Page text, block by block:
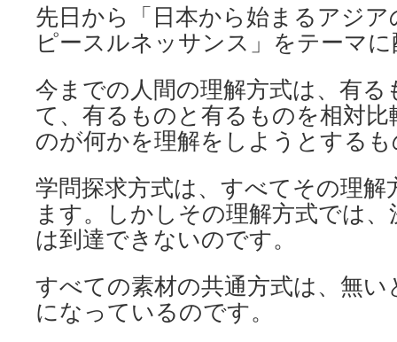
先日から「日本から始まるアジ
ピースルネッサンス」をテーマ
今までの人間の理解方式は、有
て、有るものと有るものを相対
のが何かを理解をしようとする
学問探求方式は、すべてその理
ます。しかしその理解方式では
は到達できないのです。
すべての素材の共通方式は、無
になっているのです。